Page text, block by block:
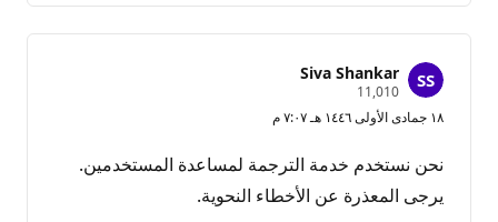
Siva Shankar
11,010
ا
ل
سُ
م
١٨ جمادى الأولى ١٤٤٦ هـ ٧:٠٧ م
نحن نستخدم خدمة الترجمة لمساعدة المستخدمين.
يرجى المعذرة عن الأخطاء النحوية.